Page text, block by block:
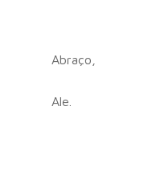
Abraço,
Ale.